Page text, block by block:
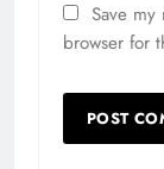
Save
browser for